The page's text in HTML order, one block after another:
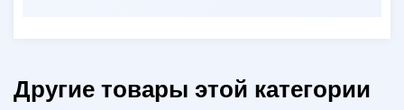
Другие товары этой категории